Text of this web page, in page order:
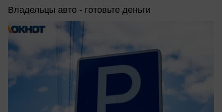
Владельцы авто - готовьте деньги